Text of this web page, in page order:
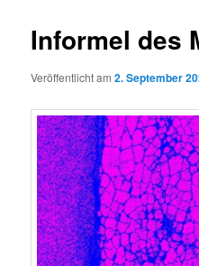
Informel des
Veröffentlicht am2. September